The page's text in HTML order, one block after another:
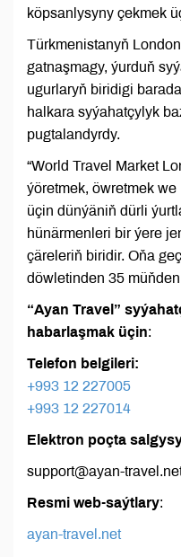
köpsanlysyny çekmek
Türkmenistanyň
gatnaşmagy, ýurduň
ugurlaryň biridigi
halkara syýahatçylyk
pugtalandyrdy.
“World Travel Market
ýöretmek, öwretmek
üçin dünýäniň dürli
hünärmenleri bir ýere
çäreleriň biridir. Oňa
döwletinden 35
“Ayan Travel”
habarlaşmak üçin:
Telefon belgileri:
+993 12 227005
+993 12 227014
Elektron poçta
support@ayan-
Resmi web-saýtlary:
ayan-travel.net